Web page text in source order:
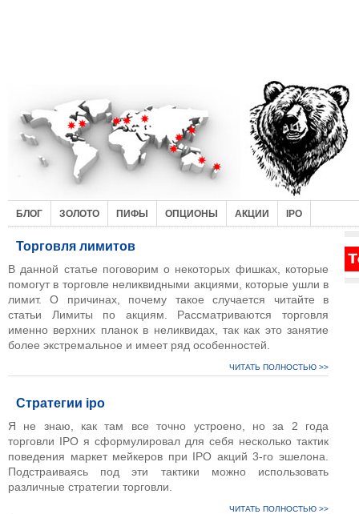
БЛОГ ЗОЛОТО ПИФЫ ОПЦИОНЫ АКЦИИ IPO
Торговля лимитов
В данной статье поговорим о некоторых фишках, которые
помогут в торговле неликвидными акциями, которые ушли в
лимит. О причинах, почему такое случается читайте в
статьи Лимиты по акциям. Рассматриваются торговля
именно верхних планок в неликвидах, так как это занятие
более экстремальное и имеет ряд особенностей.
ЧИТАТЬ ПОЛНОСТЬЮ >>
Стратегии ipo
Я не знаю, как там все точно устроено, но за 2 года
торговли IPO я сформулировал для себя несколько тактик
поведения маркет мейкеров при IPO акций 3-го эшелона.
Подстраиваясь под эти тактики можно использовать
различные стратегии торговли.
ЧИТАТЬ ПОЛНОСТЬЮ >>